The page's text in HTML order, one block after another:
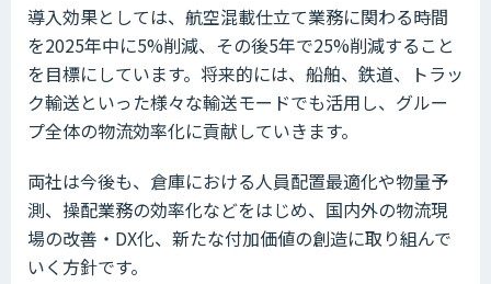
導入効果としては、航空混載仕立て業務に関わる時間
を2025年中に5%削減、その後5年で25%削減すること
を目標にしています。将来的には、船舶、鉄道、トラッ
ク輸送といった様々な輸送モードでも活用し、グルー
プ全体の物流効率化に貢献していきます。
両社は今後も、倉庫における人員配置最適化や物量予
測、操配業務の効率化などをはじめ、国内外の物流現
場の改善・DX化、新たな付加価値の創造に取り組んで
いく方針です。